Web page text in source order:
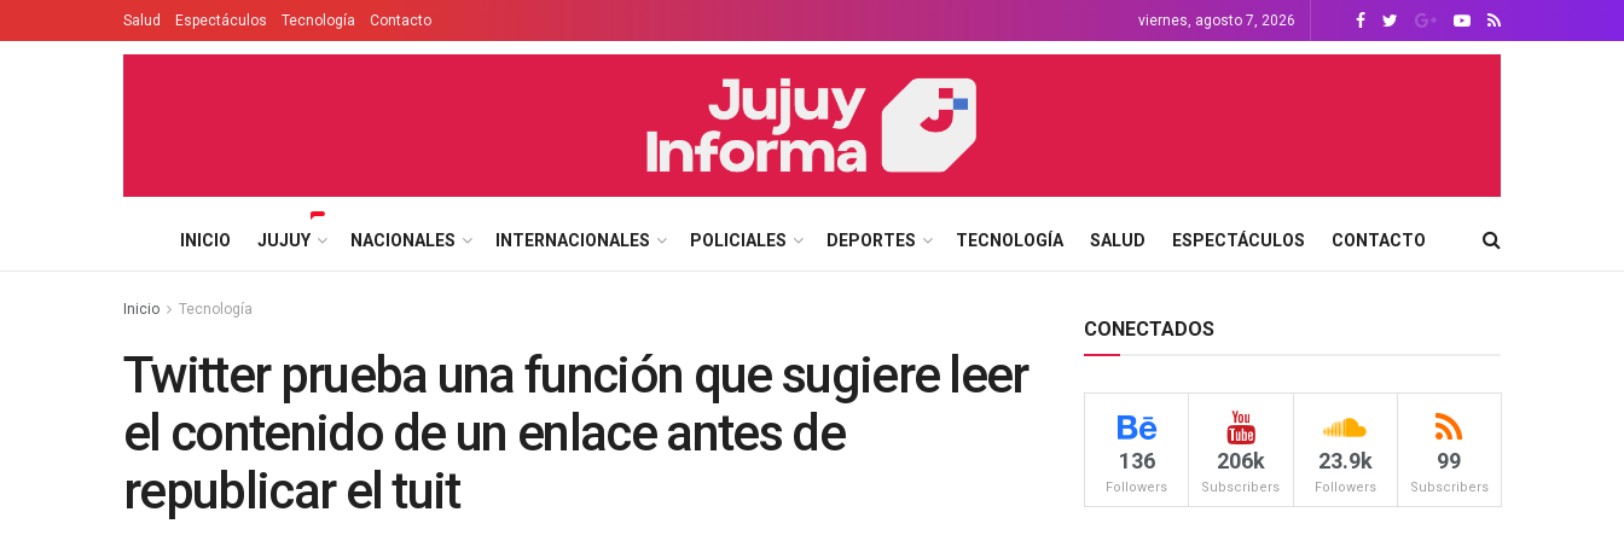
Salud Espectáculos Tecnología Contacto viernes, agosto 7, 2026
INICIO JUJUY NACIONALES INTERNACIONALES POLICIALES DEPORTES TECNOLOGÍA SALUD ESPECTÁCULOS CONTACTO
Inicio Tecnología
Twitter prueba una función que sugiere leer
el contenido de un enlace antes de
republicar el tuit
CONECTADOS
136
Followers
206k
Subscribers
23.9k
Followers
99
Subscribers